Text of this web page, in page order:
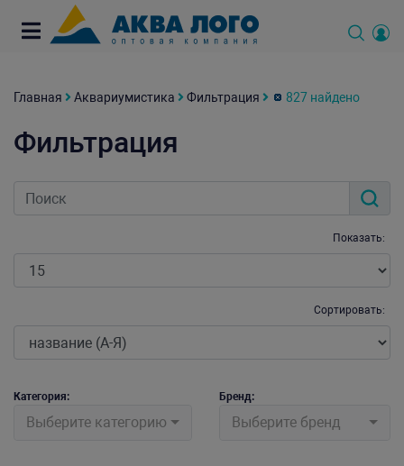
Главная Аквариумистика Фильтрация 827 найдено
Фильтрация
Показать:
Сортировать:
Категория:
Выберите категорию
Бренд:
Выберите бренд